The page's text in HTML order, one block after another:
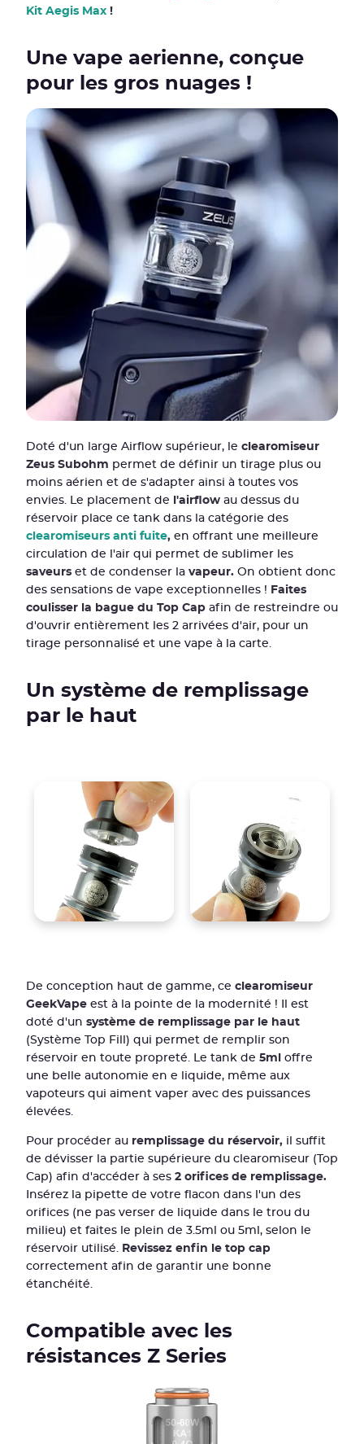
Kit Aegis Max !
Une vape aerienne, conçue
pour les gros nuages !
Doté d'un large Airflow supérieur, le clearomiseur
Zeus Subohm permet de définir un tirage plus ou
moins aérien et de s'adapter ainsi à toutes vos
envies. Le placement de
l'airflow au dessus du
réservoir place ce tank dans la catégorie des
clearomiseurs anti fuite, en offrant une meilleure
circulation de l'air qui permet de sublimer les
saveurs et de condenser la vapeur. On obtient donc
des sensations de vape exceptionnelles ! Faites
coulisser la bague du Top Cap afin de restreindre ou
d'ouvrir entièrement les 2 arrivées d'air, pour un
tirage personnalisé et une vape à la carte.
Un système de remplissage
par le haut
De conception haut de gamme, ce clearomiseur
GeekVape est à la pointe de la modernité ! Il est
doté d'un système de remplissage par le haut
(Système Top Fill) qui permet de remplir son
réservoir en toute propreté. Le tank de 5ml
offre
une belle autonomie en e liquide, même aux
vapoteurs qui aiment vaper avec des puissances
élevées.
Pour procéder au remplissage du réservoir, il suffit
de dévisser la partie supérieure du clearomiseur (Top
Cap) afin d'accéder à ses 2 orifices de remplissage.
Insérez la pipette de votre flacon dans l'un des
orifices (ne pas verser de liquide dans le trou du
milieu) et faites le plein de 3.5ml ou 5ml, selon le
réservoir utilisé. Revissez enfin le top cap
correctement afin de garantir une bonne
étanchéité.
Compatible avec les
résistances Z Series